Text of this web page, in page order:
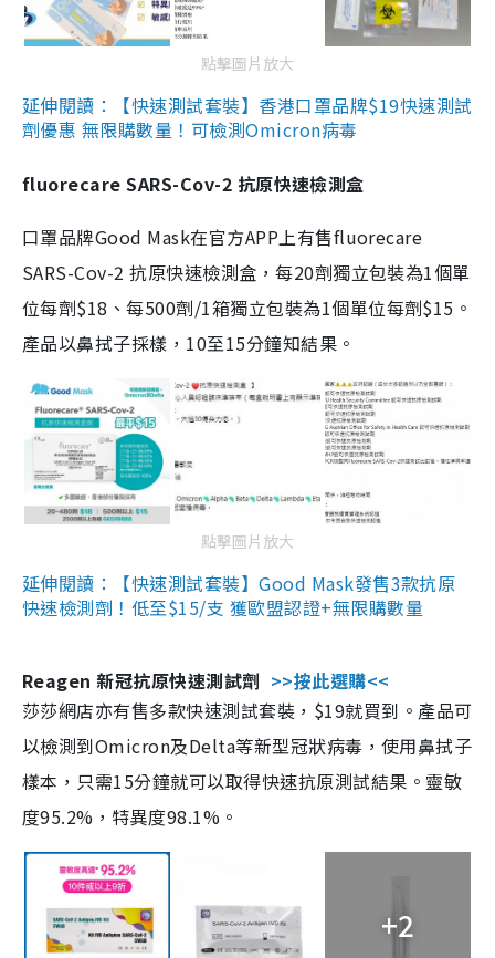
點擊圖片放大
延伸閱讀：【快速測試套裝】香港口罩品牌$19快速測試
劑優惠 無限購數量！可檢測Omicron病毒
fluorecare SARS-Cov-2 抗原快速檢測盒
口罩品牌Good Mask在官方APP上有售fluorecare
SARS-Cov-2 抗原快速檢測盒，每20劑獨立包裝為1個單
位每劑$18、每500劑/1箱獨立包裝為1個單位每劑$15。
產品以鼻拭子採樣，10至15分鐘知結果。
點擊圖片放大
延伸閱讀：【快速測試套裝】Good Mask發售3款抗原
快速檢測劑！低至$15/支 獲歐盟認證+無限購數量
Reagen 新冠抗原快速測試劑 >>按此選購<<
莎莎網店亦有售多款快速測試套裝，$19就買到。產品可
以檢測到Omicron及Delta等新型冠狀病毒，使用鼻拭子
樣本，只需15分鐘就可以取得快速抗原測試結果。靈敏
度95.2%，特異度98.1%。
+2